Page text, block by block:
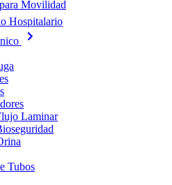
Movilidad
Hospitalario
Laminar
Tubos